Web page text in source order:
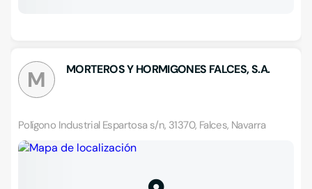
M MORTEROS Y HORMIGONES FALCES, S.A.
Polígono Industrial Espartosa s/n, 31370, Falces, Navarra